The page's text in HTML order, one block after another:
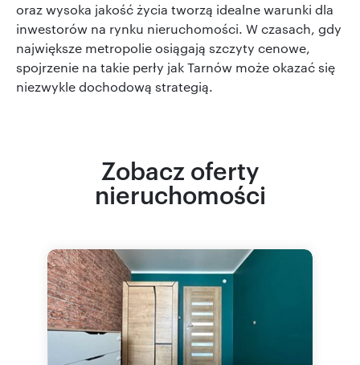
oraz wysoka jakość życia tworzą idealne warunki dla
inwestorów na rynku nieruchomości. W czasach, gdy
największe metropolie osiągają szczyty cenowe,
spojrzenie na takie perły jak Tarnów może okazać się
niezwykle dochodową strategią.
Zobacz oferty
nieruchomości